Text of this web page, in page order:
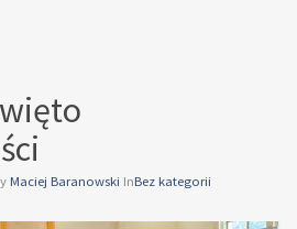
Maciej Baranowski InBez kategorii